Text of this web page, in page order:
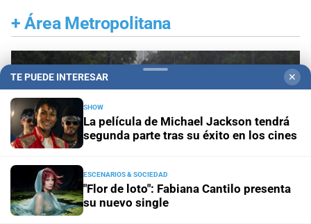
+ Área Metropolitana
TE PUEDE INTERESAR ✕
SHOW
La película de Michael Jackson tendrá
segunda parte tras su éxito en los cines
ESCENARIOS & SOCIEDAD
"Flor de loto": Fabiana Cantilo presenta
su nuevo single